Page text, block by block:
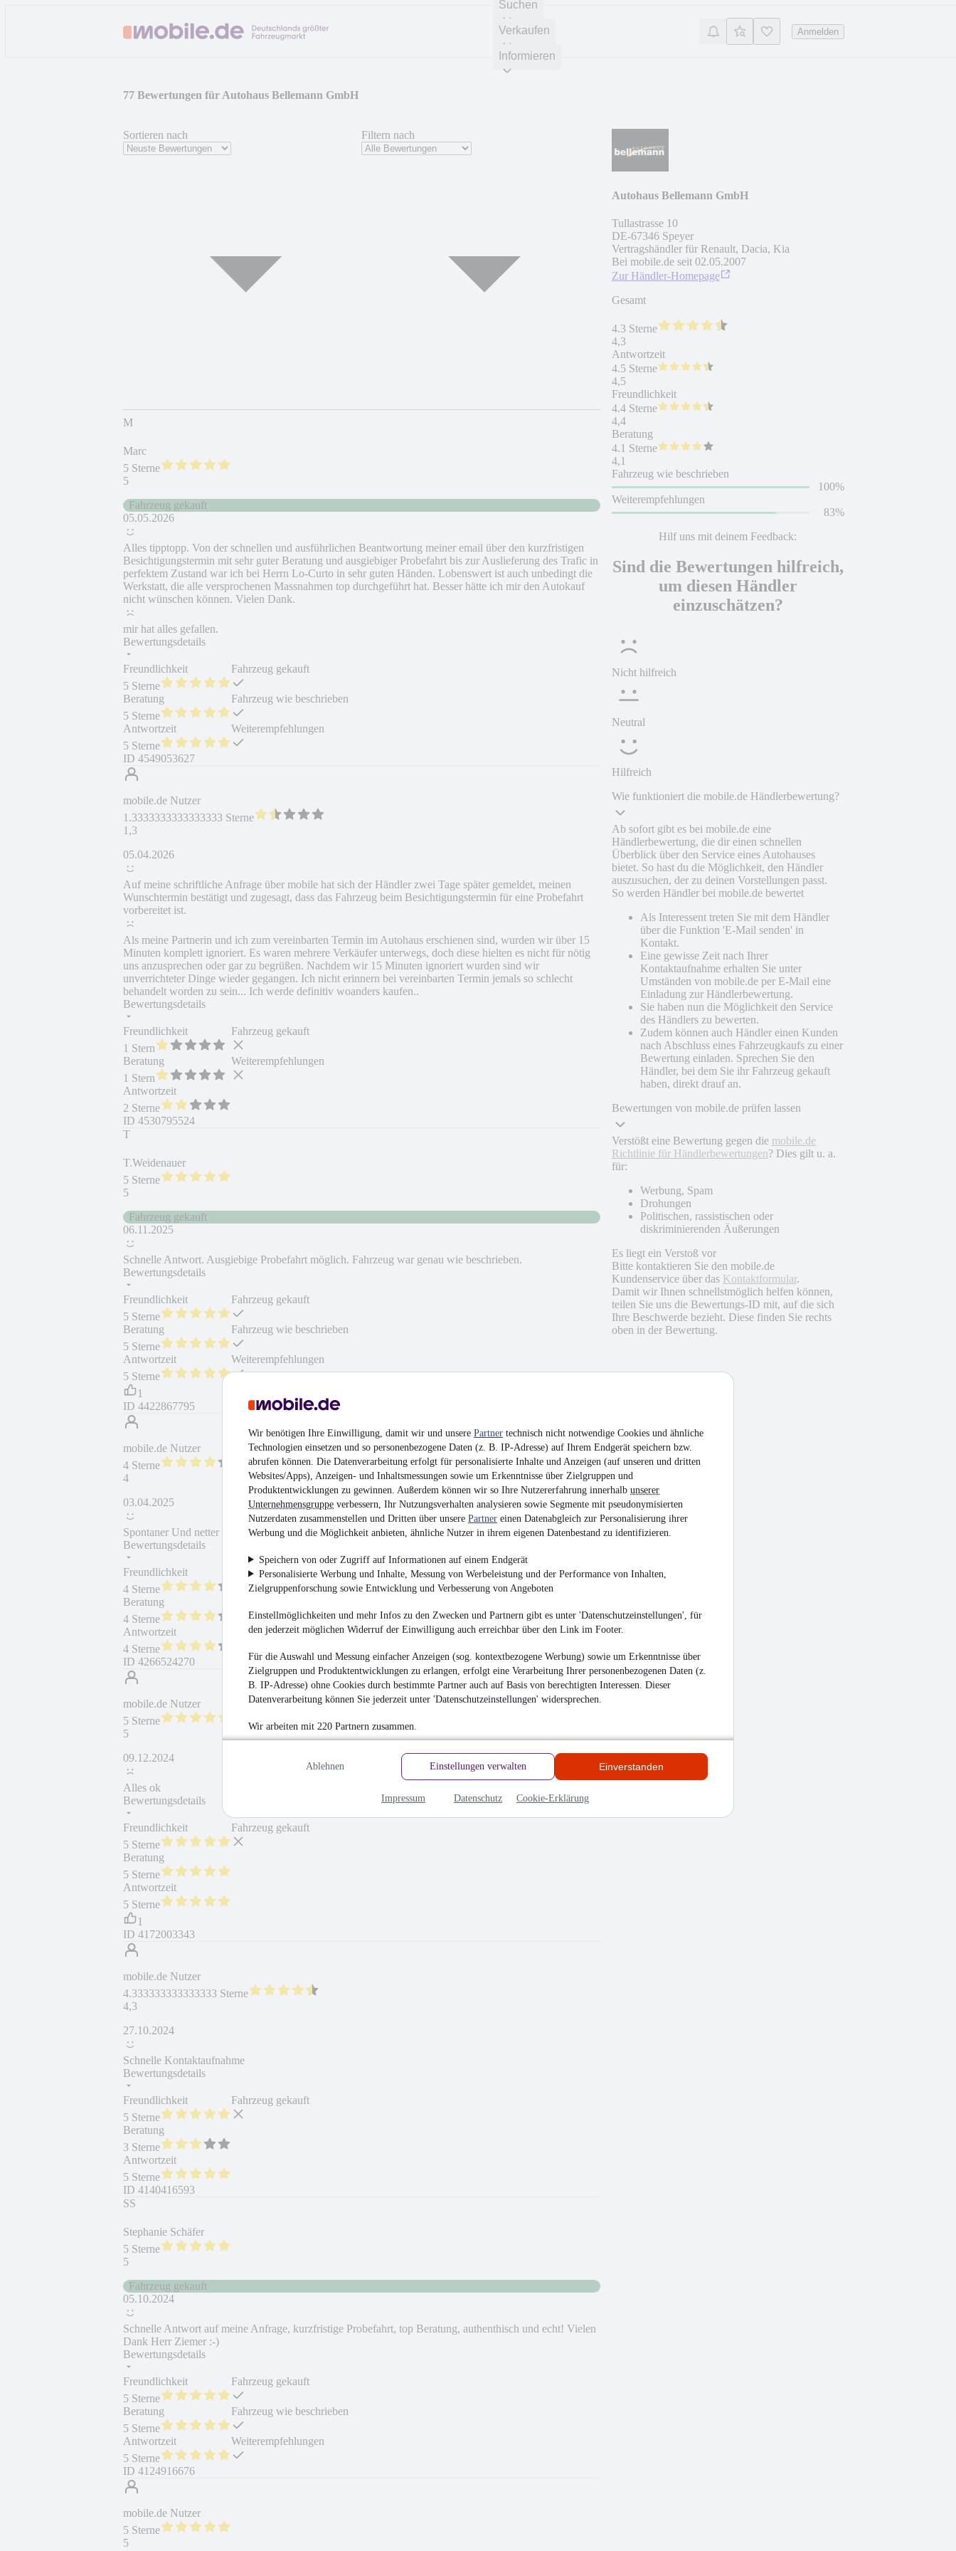
Wir benötigen Ihre Einwilligung, damit wir und unsere Partner technisch nicht notwendige Cookies und ähnliche
Technologien einsetzen und so personenbezogene Daten (z. B. IP-Adresse) auf Ihrem Endgerät speichern bzw.
abrufen können. Die Datenverarbeitung erfolgt für personalisierte Inhalte und Anzeigen (auf unseren und dritten
Websites/Apps), Anzeigen- und Inhaltsmessungen sowie um Erkenntnisse über Zielgruppen und
Produktentwicklungen zu gewinnen. Außerdem können wir so Ihre Nutzererfahrung innerhalb unserer
Unternehmensgruppe verbessern, Ihr Nutzungsverhalten analysieren sowie Segmente mit pseudonymisierten
Nutzerdaten zusammenstellen und Dritten über unsere Partner einen Datenabgleich zur Personalisierung ihrer
Werbung und die Möglichkeit anbieten, ähnliche Nutzer in ihrem eigenen Datenbestand zu identifizieren.
Speichern von oder Zugriff auf Informationen auf einem Endgerät
Personalisierte Werbung und Inhalte, Messung von Werbeleistung und der Performance von Inhalten,
Zielgruppenforschung sowie Entwicklung und Verbesserung von Angeboten
Einstellmöglichkeiten und mehr Infos zu den Zwecken und Partnern gibt es unter 'Datenschutzeinstellungen', für
den jederzeit möglichen Widerruf der Einwilligung auch erreichbar über den Link im Footer.
Für die Auswahl und Messung einfacher Anzeigen (sog. kontextbezogene Werbung) sowie um Erkenntnisse über
Zielgruppen und Produktentwicklungen zu erlangen, erfolgt eine Verarbeitung Ihrer personenbezogenen Daten (z.
B. IP-Adresse) ohne Cookies durch bestimmte Partner auch auf Basis von berechtigten Interessen. Dieser
Datenverarbeitung können Sie jederzeit unter 'Datenschutzeinstellungen' widersprechen.
Wir arbeiten mit 220 Partnern zusammen.
Ablehnen Einstellungen verwalten Einverstanden
Impressum Datenschutz Cookie-Erklärung
Suchen
Verkaufen
Informieren
Anmelden
77 Bewertungen für Autohaus Bellemann GmbH
Sortieren nach Filtern nach
M
Marc
5 Sterne
5
Fahrzeug gekauft
05.05.2026
Alles tipptopp. Von der schnellen und ausführlichen Beantwortung meiner email über den kurzfristigen
Besichtigungstermin mit sehr guter Beratung und ausgiebiger Probefahrt bis zur Auslieferung des Trafic in
perfektem Zustand war ich bei Herrn Lo-Curto in sehr guten Händen. Lobenswert ist auch unbedingt die
Werkstatt, die alle versprochenen Massnahmen top durchgeführt hat. Besser hätte ich mir den Autokauf
nicht wünschen können. Vielen Dank.
mir hat alles gefallen.
Bewertungsdetails
Freundlichkeit
5 Sterne
Beratung
5 Sterne
Antwortzeit
5 Sterne
Fahrzeug gekauft
Fahrzeug wie beschrieben
Weiterempfehlungen
ID 4549053627
mobile.de Nutzer
1.3333333333333333 Sterne
1,3
05.04.2026
Auf meine schriftliche Anfrage über mobile hat sich der Händler zwei Tage später gemeldet, meinen
Wunschtermin bestätigt und zugesagt, dass das Fahrzeug beim Besichtigungstermin für eine Probefahrt
vorbereitet ist.
Als meine Partnerin und ich zum vereinbarten Termin im Autohaus erschienen sind, wurden wir über 15
Minuten komplett ignoriert. Es waren mehrere Verkäufer unterwegs, doch diese hielten es nicht für nötig
uns anzusprechen oder gar zu begrüßen. Nachdem wir 15 Minuten ignoriert wurden sind wir
unverrichteter Dinge wieder gegangen. Ich nicht erinnern bei vereinbarten Termin jemals so schlecht
behandelt worden zu sein... Ich werde definitiv woanders kaufen..
Bewertungsdetails
Freundlichkeit
1 Stern
Beratung
1 Stern
Antwortzeit
2 Sterne
Fahrzeug gekauft
Weiterempfehlungen
ID 4530795524
T
T.Weidenauer
5 Sterne
5
Fahrzeug gekauft
06.11.2025
Schnelle Antwort. Ausgiebige Probefahrt möglich. Fahrzeug war genau wie beschrieben.
Bewertungsdetails
Freundlichkeit
5 Sterne
Beratung
5 Sterne
Antwortzeit
5 Sterne
Fahrzeug gekauft
Fahrzeug wie beschrieben
Weiterempfehlungen
1
ID 4422867795
mobile.de Nutzer
4 Sterne
4
03.04.2025
Spontaner Und netter Kontakt
Bewertungsdetails
Freundlichkeit
4 Sterne
Beratung
4 Sterne
Antwortzeit
4 Sterne
Fahrzeug gekauft
Weiterempfehlungen
ID 4266524270
mobile.de Nutzer
5 Sterne
5
09.12.2024
Alles ok
Bewertungsdetails
Freundlichkeit
5 Sterne
Beratung
5 Sterne
Antwortzeit
5 Sterne
Fahrzeug gekauft
1
ID 4172003343
mobile.de Nutzer
4.333333333333333 Sterne
4,3
27.10.2024
Schnelle Kontaktaufnahme
Bewertungsdetails
Freundlichkeit
5 Sterne
Beratung
3 Sterne
Antwortzeit
5 Sterne
Fahrzeug gekauft
ID 4140416593
SS
Stephanie Schäfer
5 Sterne
5
Fahrzeug gekauft
05.10.2024
Schnelle Antwort auf meine Anfrage, kurzfristige Probefahrt, top Beratung, authenthisch und echt! Vielen
Dank Herr Ziemer :-)
Bewertungsdetails
Freundlichkeit
5 Sterne
Beratung
5 Sterne
Antwortzeit
5 Sterne
Fahrzeug gekauft
Fahrzeug wie beschrieben
Weiterempfehlungen
ID 4124916676
mobile.de Nutzer
5 Sterne
5
Autohaus Bellemann GmbH
Tullastrasse 10
DE-67346 Speyer
Vertragshändler für Renault, Dacia, Kia
Bei mobile.de seit 02.05.2007
Zur Händler-Homepage
Gesamt
4.3 Sterne
4,3
Antwortzeit
4.5 Sterne
4,5
Freundlichkeit
4.4 Sterne
4,4
Beratung
4.1 Sterne
4,1
Fahrzeug wie beschrieben
100%
Weiterempfehlungen
83%
Hilf uns mit deinem Feedback:
Sind die Bewertungen hilfreich,
um diesen Händler
einzuschätzen?
Nicht hilfreich
Neutral
Hilfreich
Wie funktioniert die mobile.de Händlerbewertung?
Ab sofort gibt es bei mobile.de eine
Händlerbewertung, die dir einen schnellen
Überblick über den Service eines Autohauses
bietet. So hast du die Möglichkeit, den Händler
auszusuchen, der zu deinen Vorstellungen passt.
So werden Händler bei mobile.de bewertet
Als Interessent treten Sie mit dem Händler
über die Funktion 'E-Mail senden' in
Kontakt.
Eine gewisse Zeit nach Ihrer
Kontaktaufnahme erhalten Sie unter
Umständen von mobile.de per E-Mail eine
Einladung zur Händlerbewertung.
Sie haben nun die Möglichkeit den Service
des Händlers zu bewerten.
Zudem können auch Händler einen Kunden
nach Abschluss eines Fahrzeugkaufs zu einer
Bewertung einladen. Sprechen Sie den
Händler, bei dem Sie ihr Fahrzeug gekauft
haben, direkt drauf an.
Bewertungen von mobile.de prüfen lassen
Verstößt eine Bewertung gegen die mobile.de
Richtlinie für Händlerbewertungen? Dies gilt u. a.
für:
Werbung, Spam
Drohungen
Politischen, rassistischen oder
diskriminierenden Äußerungen
Es liegt ein Verstoß vor
Bitte kontaktieren Sie den mobile.de
Kundenservice über das Kontaktformular.
Damit wir Ihnen schnellstmöglich helfen können,
teilen Sie uns die Bewertungs-ID mit, auf die sich
Ihre Beschwerde bezieht. Diese finden Sie rechts
oben in der Bewertung.